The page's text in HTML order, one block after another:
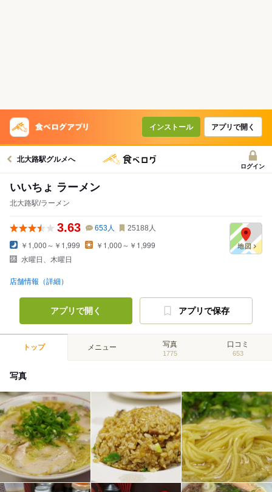
インストール アプリで開く
北大路駅グルメへ
ログイン
いいちょ ラーメン
北大路駅/ラーメン
3.63 653人 25188 人
￥1,000～￥1,999
￥1,000～￥1,999
水曜日、木曜日
店舗情報（詳細）
アプリで開く アプリで保存
トップ メニュー 写真
1775
口コミ
653
写真